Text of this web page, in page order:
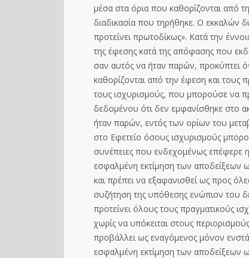
μέσα στα όρια που καθορίζονται από
διαδικασία που τηρήθηκε. Ο εκκαλών
προτείνει πρωτοδίκως». Κατά την
της έφεσης κατά της απόφασης που
σαν αυτός να ήταν παρών, προκύπτει
καθορίζονται από την έφεση και τους
τους ισχυρισμούς, που μπορούσε να
δεδομένου ότι δεν εμφανίσθηκε στο
ήταν παρών, εντός των ορίων του
στο Εφετείο όσους ισχυρισμούς
συνέπειες που ενδεχομένως επέφερε
εσφαλμένη εκτίμηση των αποδείξεων
και πρέπει να εξαφανισθεί ως προς
συζήτηση της υπόθεσης ενώπιον του
προτείνει όλους τους πραγματικούς
χωρίς να υπόκειται στους
προβάλλει ως εναγόμενος μόνον
εσφαλμένη εκτίμηση των